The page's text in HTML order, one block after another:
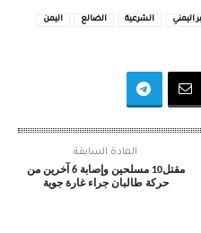
اليمني الشرعية الضالع اليمن
المادة السابقة
مقتل10 مسلحين وإصابة 6 آخرين من
حركة طالبان جراء غارة جوية